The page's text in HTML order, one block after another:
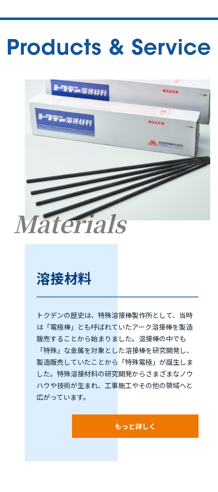
Materials
溶接材料
トクデンの歴史は、特殊溶接棒製作所として、当時
は「電極棒」とも呼ばれていたアーク溶接棒を製造
販売することから始まりました。溶接棒の中でも
「特殊」な金属を対象とした溶接棒を研究開発し、
製造販売していたことから「特殊電極」が誕生しま
した。特殊溶接材料の研究開発からさまざまなノウ
ハウや技術が生まれ、工事施工やその他の領域へと
広がっています。
もっと詳しく